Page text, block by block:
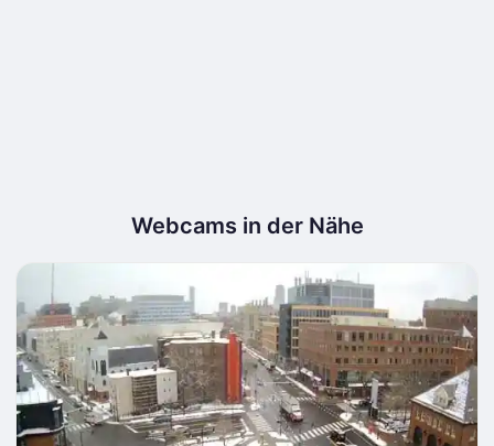
Webcams in der Nähe